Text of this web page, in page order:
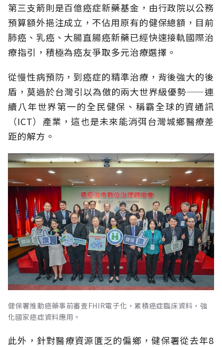
第三支箭則是百億癌症新藥基金，由行政院以公務
預算額外挹注成立，不佔用原有的健保總額，目前
肺癌、乳癌、大腸直腸癌新藥已經快速接軌國際治
療指引，積極為癌友爭取多元治療選擇。
從慢性病預防，到癌症的精準治療，背後強大的後
盾，莫過於台灣引以為傲的兩大世界級優勢——連
續八年世界第一的全民健保、稱霸全球的資通訊
（ICT）產業，這也是未來能消弭台灣城鄉醫療差
距的解方。
健保署推動癌藥事前審查FHIR電子化，累積癌症臨床資料，強
化國家癌症資料應用。
此外，針對醫療資源匱乏的偏鄉，健保署從去年8